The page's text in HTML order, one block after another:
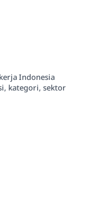
Indonesia
kategori, sektor